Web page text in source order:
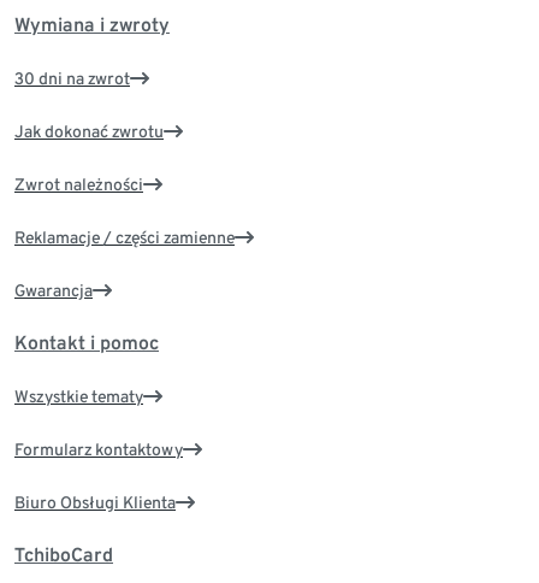
Wymiana i zwroty
30 dni na zwrot
Jak dokonać zwrotu
Zwrot należności
Reklamacje / części zamienne
Gwarancja
Kontakt i pomoc
Wszystkie tematy
Formularz kontaktowy
Biuro Obsługi Klienta
TchiboCard